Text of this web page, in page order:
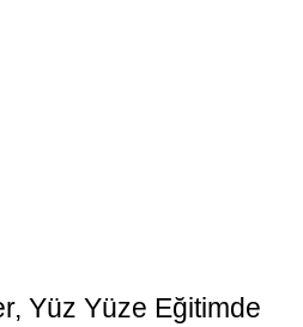
Yüz Yüze Eğitimde